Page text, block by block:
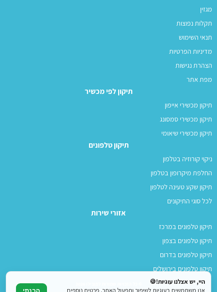
מגזין
תקלות נפוצות
תנאי השימוש
מדיניות הפרטיות
הצהרת נגישות
מפת אתר
תיקון לפי מכשיר
תיקון מכשירי אייפון
תיקון מכשירי סמסונג
תיקון מכשירי שיאומי
תיקון טלפונים
ניקוי קורוזיה בטלפון
החלפת מיקרופון בטלפון
תיקון שקע טעינה לטלפון
לכל סוגי התיקונים
אזורי שירות
תיקון טלפונים במרכז
תיקון טלפונים בצפון
תיקון טלפונים בדרום
תיקון טלפונים בירושלים
היי, יש אצלנו עוגיות!🍪
אנו משתמשים בעוגיות לשיפור ותפעול האתר. פרטים נוספים
הבנתי